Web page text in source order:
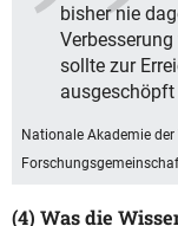
bisher nie
sollte zur
ausgeschöpft
Nationale Akademie
(4) Was die